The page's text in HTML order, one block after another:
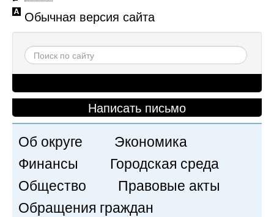
Обычная версия сайта
Написать письмо
Об округе
Экономика
Финансы
Городская среда
Общество
Правовые акты
Обращения граждан